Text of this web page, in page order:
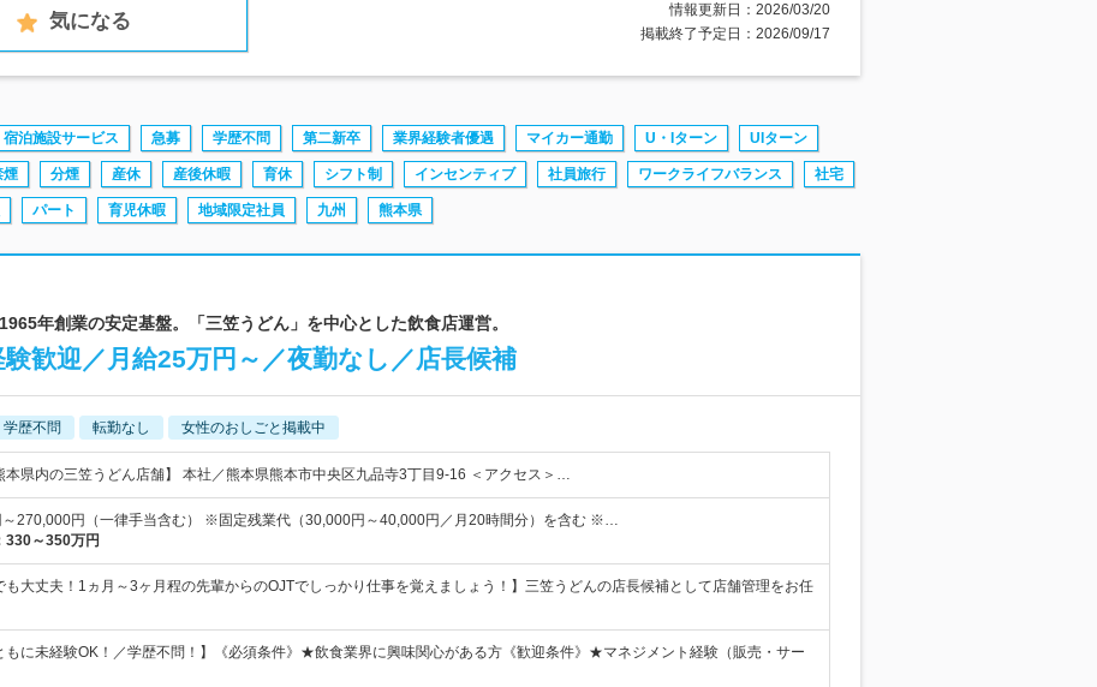
気になる
情報更新日：2026/03/20
掲載終了予定日：2026/09/17
宿泊施設サービス 急募 学歴不問 第二新卒 業界経験者優遇 マイカー通勤 U・Iターン UIターン
煙 分煙 産休 産後休暇 育休 シフト制 インセンティブ 社員旅行 ワークライフバランス 社宅
パート 育児休暇 地域限定社員 九州 熊本県
年創業の安定基盤。「三笠うどん」を中心とした飲食店運営。
験歓迎／月給25万円～／夜勤なし／店長候補
学歴不問 転勤なし 女性のおしごと掲載中
本県内の三笠うどん店舗】 本社／熊本県熊本市中央区九品寺3丁目9-16 ＜アクセス＞…
～270,000円（一律手当含む） ※固定残業代（30,000円～40,000円／月20時間分）を含む ※…
330～350万円
も大丈夫！1ヵ月～3ヶ月程の先輩からのOJTでしっかり仕事を覚えましょう！】三笠うどんの店長候補として店舗管理をお任
もに未経験OK！／学歴不問！】《必須条件》★飲食業界に興味関心がある方《歓迎条件》★マネジメント経験（販売・サー